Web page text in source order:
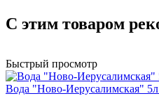
С этим товаром
Быстрый просмотр
Вода "Ново-Иерусалимская"